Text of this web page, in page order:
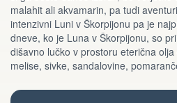
malahit ali akvamarin, pa tudi
intenzivni Luni v Škorpijonu pa je
dneve, ko je Luna v Škorpijonu, so
dišavno lučko v prostoru eterična
melise, sivke, sandalovine,